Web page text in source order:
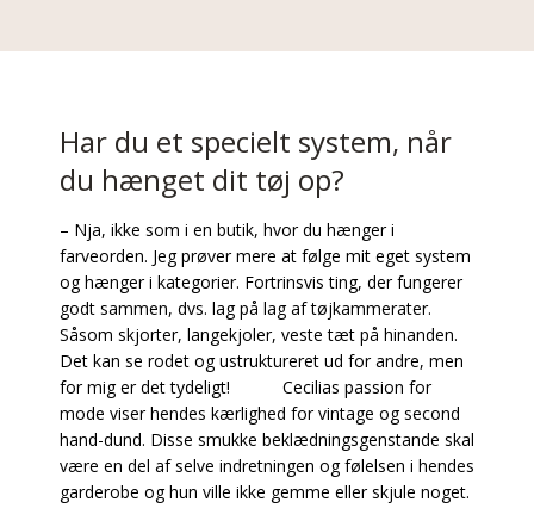
Har du et specielt system, når
du hænget dit tøj op?
– Nja, ikke som i en butik, hvor du hænger i
farveorden. Jeg prøver mere at følge mit eget system
og hænger i kategorier. Fortrinsvis ting, der fungerer
godt sammen, dvs. lag på lag af tøjkammerater.
Såsom skjorter, langekjoler, veste tæt på hinanden.
Det kan se rodet og ustruktureret ud for andre, men
for mig er det tydeligt! Cecilias passion for
mode viser hendes kærlighed for vintage og second
hand-dund. Disse smukke beklædningsgenstande skal
være en del af selve indretningen og følelsen i hendes
garderobe og hun ville ikke gemme eller skjule noget.